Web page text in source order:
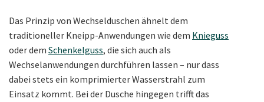
Das Prinzip von Wechselduschen ähnelt dem
traditioneller Kneipp-Anwendungen wie dem Knieguss
oder dem Schenkelguss, die sich auch als
Wechselanwendungen durchführen lassen – nur dass
dabei stets ein komprimierter Wasserstrahl zum
Einsatz kommt. Bei der Dusche hingegen trifft das